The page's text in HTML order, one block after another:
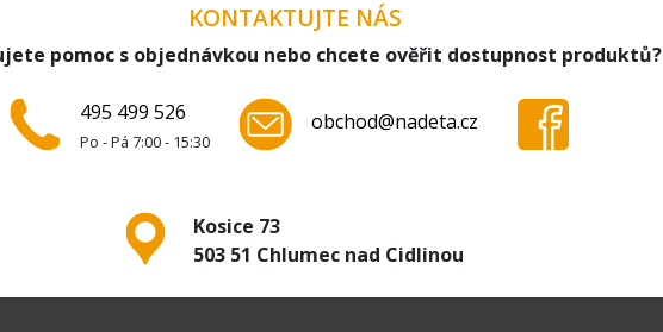
KONTAKTUJTE NÁS
pomoc s objednávkou nebo chcete ověřit dostupnost produktů?
495 499 526
Po - Pá 7:00 - 15:30
obchod@nadeta.cz
Kosice 73
503 51 Chlumec nad Cidlinou